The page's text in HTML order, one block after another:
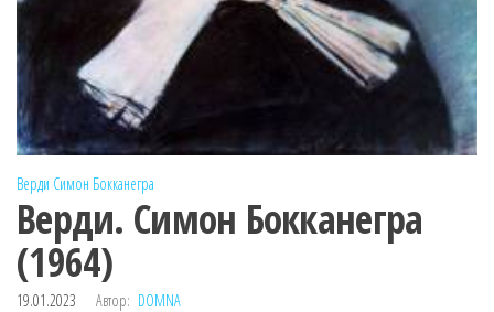
Верди Симон Бокканегра
Верди. Симон Бокканегра
(1964)
19.01.2023 Автор: DOMNA